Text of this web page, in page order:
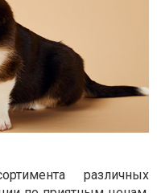
различных